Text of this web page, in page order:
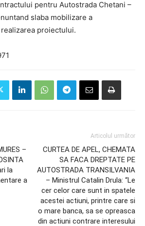
pentru Autostrada Chetani –
slaba mobilizare a
proiectului.
–
la
a
Articolul următor
CURTEA DE APEL, CHEMATA
SA FACA DREPTATE PE
AUTOSTRADA TRANSILVANIA
– Ministrul Catalin Drula: “Le
cer celor care sunt in spatele
acestei actiuni, printre care si
o mare banca, sa se opreasca
din actiuni contrare interesului